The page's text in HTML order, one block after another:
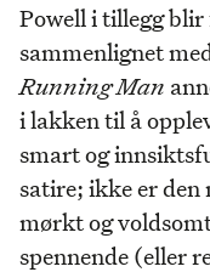
Powell i tillegg
sammenlignet
Running Man
i lakken til å
smart og
satire; ikke er den
mørkt og
spennende (eller